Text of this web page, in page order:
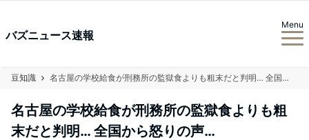
バズニュース速報
Menu
豆知識 名古屋の学校給食が刑務所の監獄食よりも粗末だと判明… 全国から怒りの声…
名古屋の学校給食が刑務所の監獄食よりも粗
末だと判明… 全国から怒りの声…